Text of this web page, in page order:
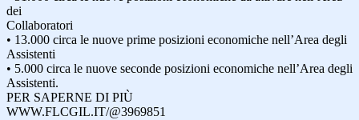
dei
Collaboratori
• 13.000 circa le nuove prime posizioni economiche nell’Area degli
Assistenti
• 5.000 circa le nuove seconde posizioni economiche nell’Area degli
Assistenti.
PER SAPERNE DI PIÙ
WWW.FLCGIL.IT/@3969851